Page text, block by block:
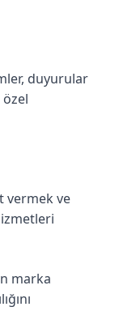
duyurular
vermek ve
marka